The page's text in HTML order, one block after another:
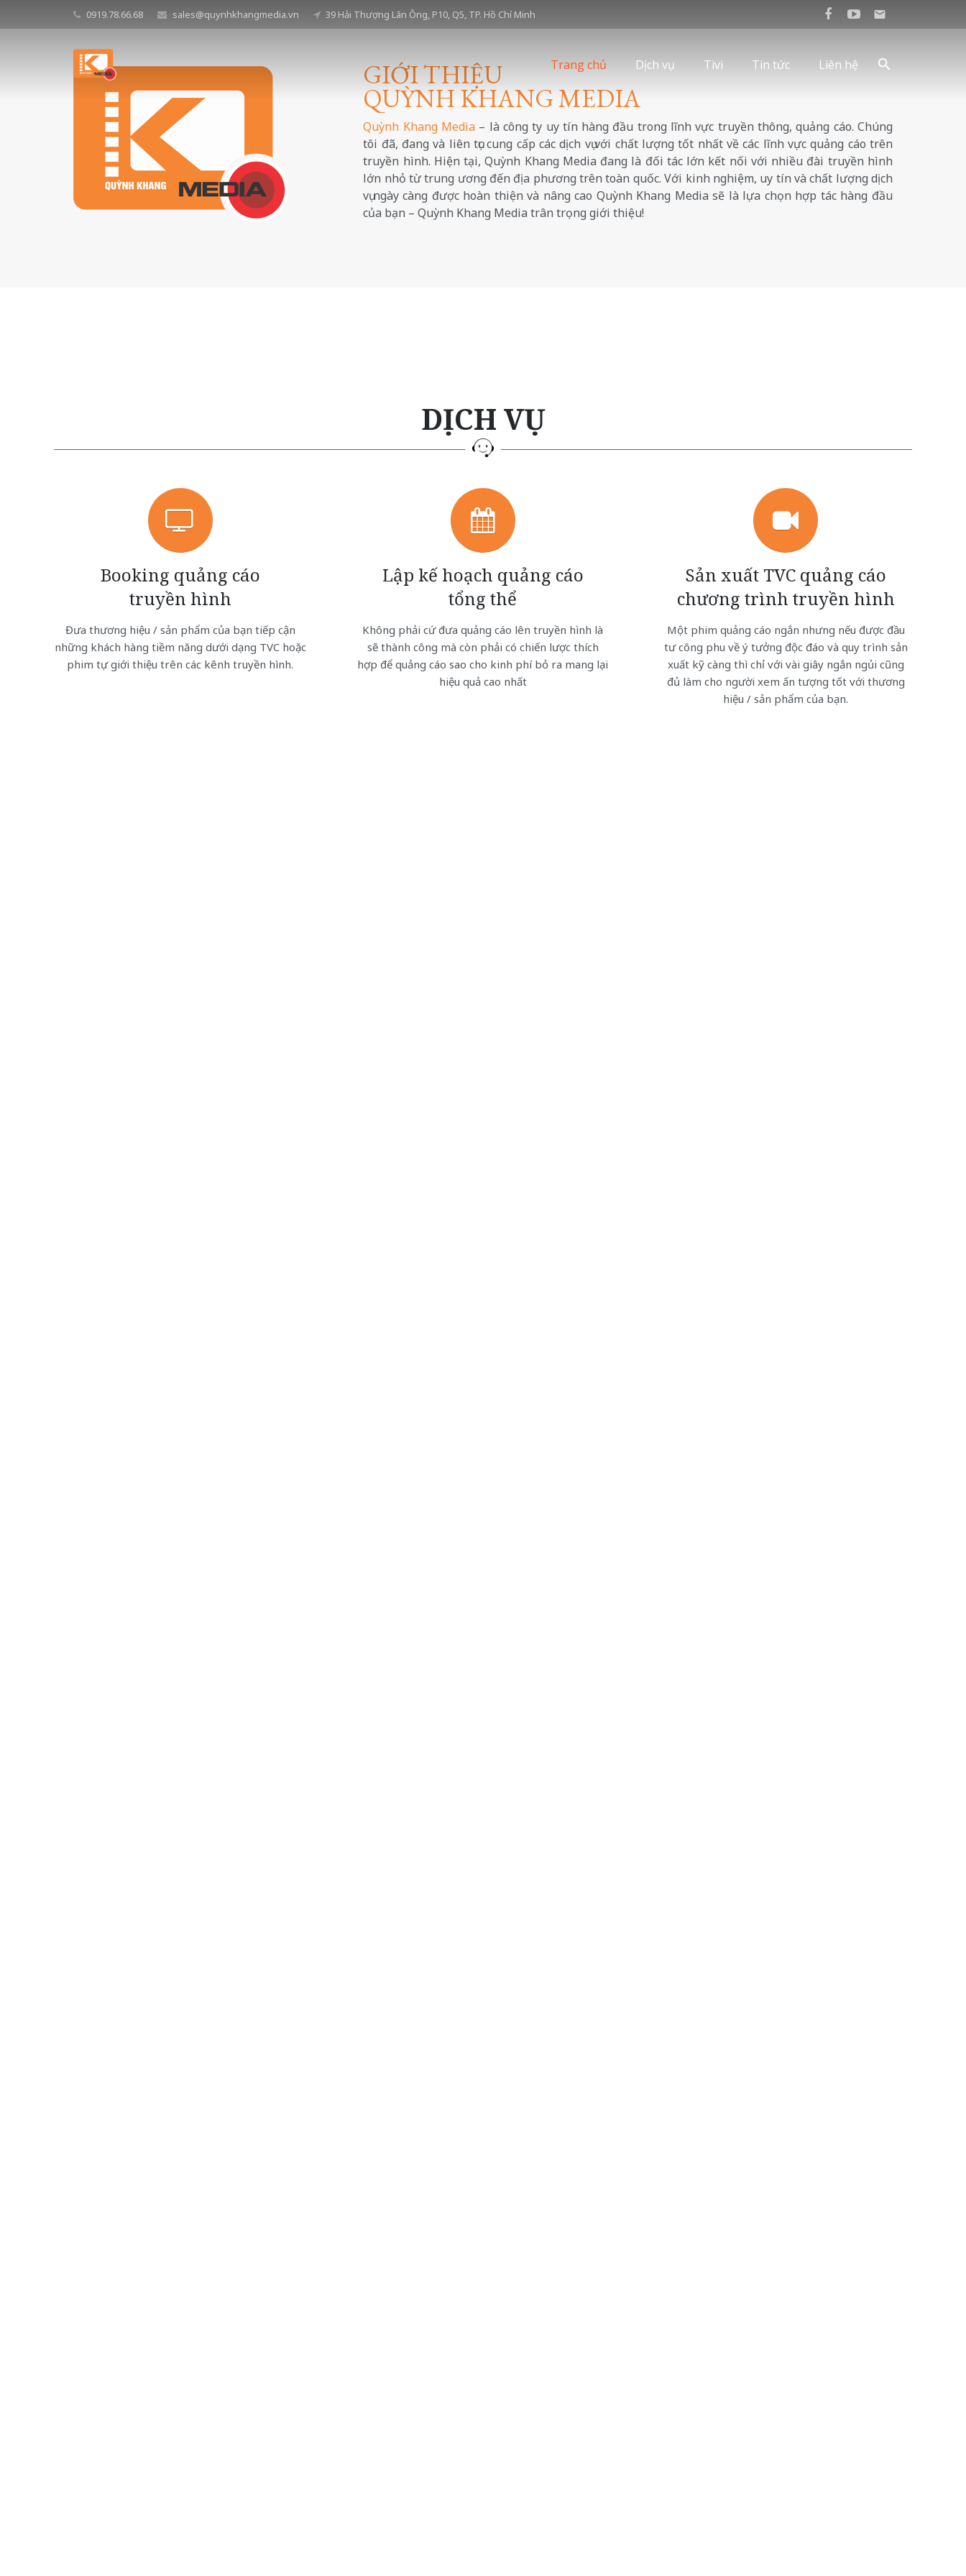
0919.78.66.68 sales@quynhkhangmedia.vn 39 Hải Thượng Lãn Ông, P10, Q5, TP. Hồ Chí Minh mail
Trang chủ Dịch vụ Tivi Tin tức Liên hệ
GIỚI THIỆU
QUỲNH KHANG MEDIA
CHÚNG TÔI
Quỳnh Khang Media– là công ty uy tín hàng đầu trong lĩnh vực truyền thông, quảng cáo. Chúng
tôi đã, đang và liên tục cung cấp các dịch vụ với chất lượng tốt nhất về các lĩnh vực quảng cáo trên
truyền hình. Hiện tại, Quỳnh Khang Media đang là đối tác lớn kết nối với nhiều đài truyền hình
lớn nhỏ từ trung ương đến địa phương trên toàn quốc. Với kinh nghiệm, uy tín và chất lượng dịch
vụ ngày càng được hoàn thiện và nâng cao Quỳnh Khang Media sẽ là lựa chọn hợp tác hàng đầu
của bạn – Quỳnh Khang Media trân trọng giới thiệu!
DỊCH VỤ
Booking quảng cáo
truyền hình
Đưa thương hiệu / sản phẩm của bạn tiếp cận
những khách hàng tiềm năng dưới dạng TVC hoặc
phim tự giới thiệu trên các kênh truyền hình.
Lập kế hoạch quảng cáo
tổng thể
Không phải cứ đưa quảng cáo lên truyền hình là
sẽ thành công mà còn phải có chiến lược thích
hợp để quảng cáo sao cho kinh phí bỏ ra mang lại
hiệu quả cao nhất
Sản xuất TVC quảng cáo
chương trình truyền hình
Một phim quảng cáo ngắn nhưng nếu được đầu
tư công phu về ý tưởng độc đáo và quy trình sản
xuất kỹ càng thì chỉ với vài giây ngắn ngủi cũng
đủ làm cho người xem ấn tượng tốt với thương
hiệu / sản phẩm của bạn.